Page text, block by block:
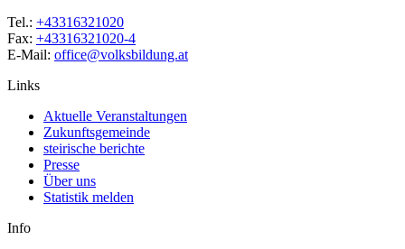
Tel.: +43316321020
Fax: +43316321020-4
E-Mail: office@volksbildung.at
Links
Aktuelle Veranstaltungen
Zukunftsgemeinde
steirische berichte
Presse
Über uns
Statistik melden
Info